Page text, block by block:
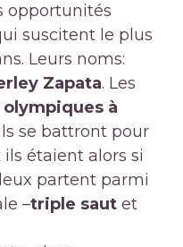
opportunités
suscitent le plus
Leurs noms:
Zapata. Les
à
se battront pour
étaient alors si
partent parmi
–triple saut et